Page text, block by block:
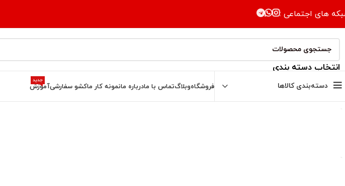
های اجتماعی :
انتخاب دسته بندی
دسته‌بندی کالاها فروشگاهوبلاگتماس با مادرباره مانمونه کار ماکشو سفارشیآموزش
جدید